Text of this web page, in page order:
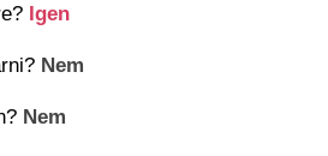
Igen
Nem
Nem